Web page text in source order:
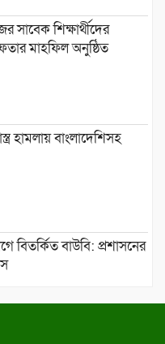
সাবেক শিক্ষার্থীদের
মাহফিল অনুষ্ঠিত
হামলায় বাংলাদেশিসহ
বিতর্কিত বাউবি: প্রশাসনের